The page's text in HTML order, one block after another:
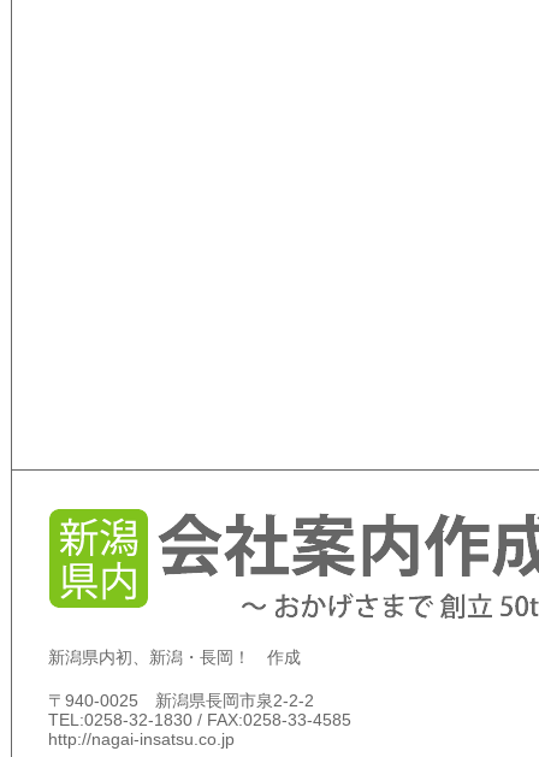
新潟県内初、新潟・長岡！ 作成
〒940-0025 新潟県長岡市泉2-2-2
TEL:0258-32-1830 / FAX:0258-33-4585
http://nagai-insatsu.co.jp